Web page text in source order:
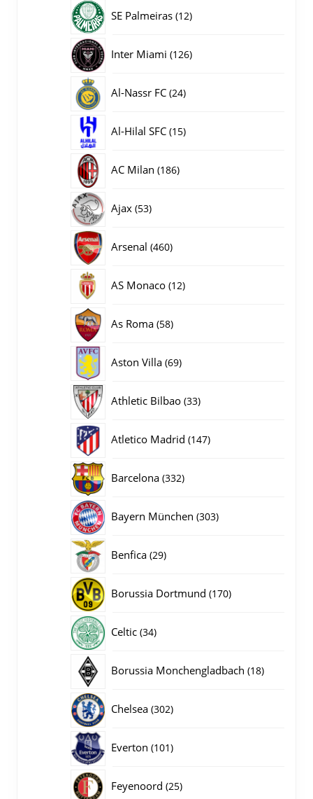
SE Palmeiras 1212
Inter Miami 126126
Al-Nassr FC 2424
Al-Hilal SFC 1515
AC Milan 186186
Ajax 5353
Arsenal 460460
AS Monaco 1212
As Roma 5858
Aston Villa 6969
Athletic Bilbao 3333
Atletico Madrid 147147
Barcelona 332332
Bayern München 303303
Benfica 2929
Borussia Dortmund 170170
Celtic 3434
Borussia Monchengladbach 1818
Chelsea 302302
Everton 101101
Feyenoord 2525